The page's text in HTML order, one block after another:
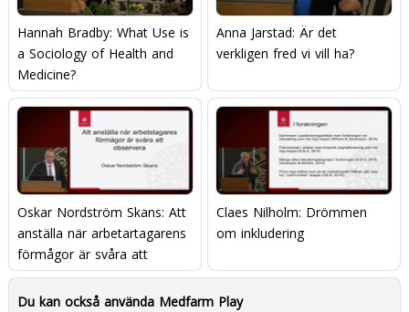
Hannah Bradby: What Use is
a Sociology of Health and
Medicine?
Anna Jarstad: Är det
verkligen fred vi vill ha?
Oskar Nordström Skans: Att
anställa när arbetartagarens
förmågor är svåra att
observera
Claes Nilholm: Drömmen
om inkludering
Du kan också använda Medfarm Play